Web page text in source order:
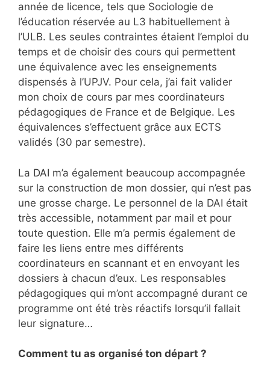
année de licence, tels que Sociologie de
l’éducation réservée au L3 habituellement à
l’ULB. Les seules contraintes étaient l’emploi du
temps et de choisir des cours qui permettent
une équivalence avec les enseignements
dispensés à l’UPJV. Pour cela, j’ai fait valider
mon choix de cours par mes coordinateurs
pédagogiques de France et de Belgique. Les
équivalences s’effectuent grâce aux ECTS
validés (30 par semestre).
La DAI m’a également beaucoup accompagnée
sur la construction de mon dossier, qui n’est pas
une grosse charge. Le personnel de la DAI était
très accessible, notamment par mail et pour
toute question. Elle m’a permis également de
faire les liens entre mes différents
coordinateurs en scannant et en envoyant les
dossiers à chacun d’eux. Les responsables
pédagogiques qui m’ont accompagné durant ce
programme ont été très réactifs lorsqu’il fallait
leur signature…
Comment tu as organisé ton départ ?